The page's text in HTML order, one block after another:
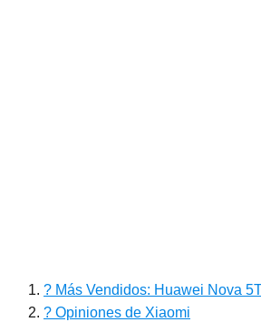
? Más Vendidos: Huawei Nova
? Opiniones de Xiaomi